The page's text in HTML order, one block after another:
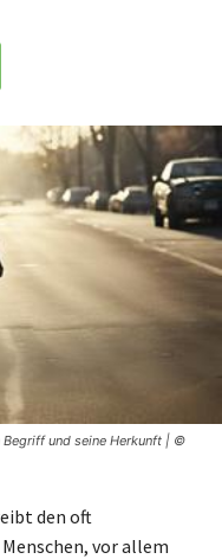
Begriff und seine Herkunft | ©
den oft
vor allem